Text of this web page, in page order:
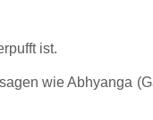
ist.
wie Abhyanga